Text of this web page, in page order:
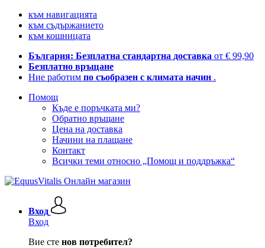
към навигацията
към съдържанието
към кошницата
България: Безплатна стандартна доставка от € 99,90
Безплатно връщане
Ние работим по съобразен с климата начин .
Помощ
Къде е поръчката ми?
Обратно връщане
Цена на доставка
Начини на плащане
Контакт
Всички теми относно „Помощ и поддръжка“
Вход
Вход
Вие сте нов потребител?